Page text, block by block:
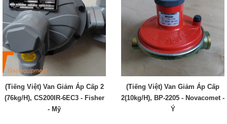
(Tiếng Việt) Van Giảm Áp Cấp 2
(76kg/h), CS200IR-6EC3 - Fisher
- Mỹ
(Tiếng Việt) Van Giảm Áp Cấp
2(10kg/h), BP-2205 - Novacomet -
Ý